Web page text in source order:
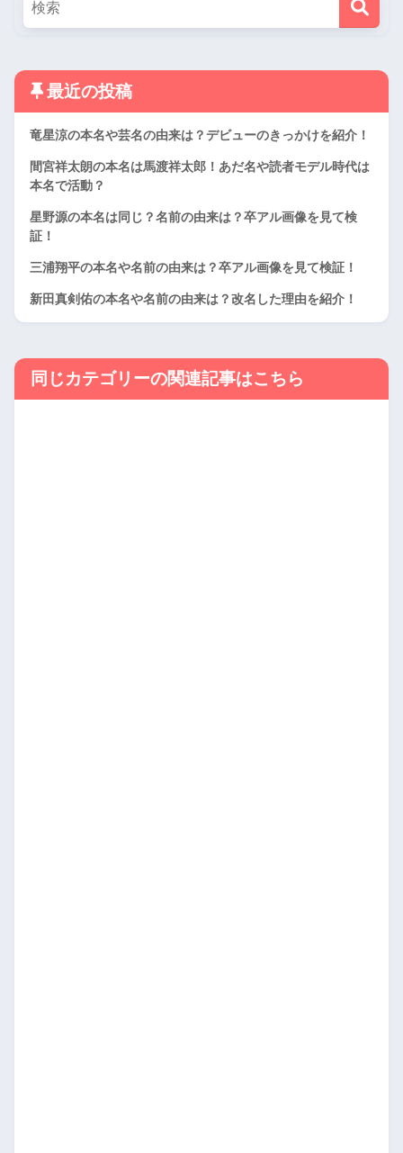
最近の投稿
竜星涼の本名や芸名の由来は？デビューのきっかけを紹介！
間宮祥太朗の本名は馬渡祥太郎！あだ名や読者モデル時代は
本名で活動？
星野源の本名は同じ？名前の由来は？卒アル画像を見て検
証！
三浦翔平の本名や名前の由来は？卒アル画像を見て検証！
新田真剣佑の本名や名前の由来は？改名した理由を紹介！
同じカテゴリーの関連記事はこちら